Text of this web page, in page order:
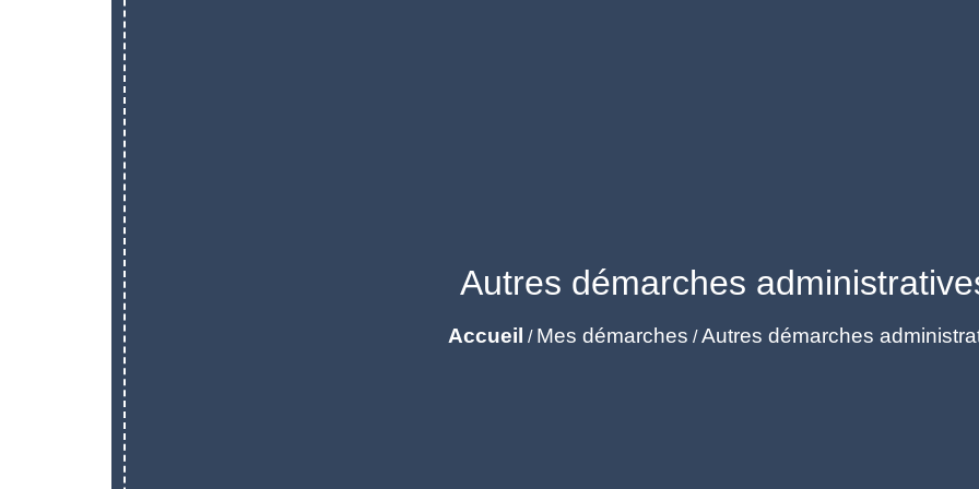
Autres démarches
Accueil / Mes démarches /Autres démarches